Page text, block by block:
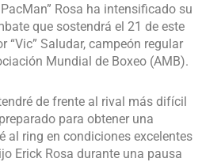
Rosa ha intensificado su
que sostendrá el 21 de este
“Vic” Saludar, campeón regular
Mundial de Boxeo (AMB).
de frente al rival más difícil
para obtener una
al ring en condiciones excelentes
Erick Rosa durante una pausa